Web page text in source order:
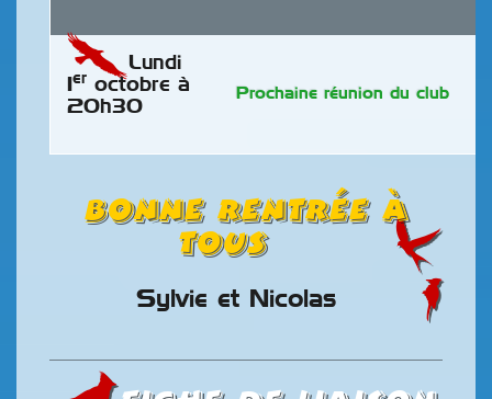
Lundi
er octobre à
20h30
Prochaine réunion du club
Bonne rentrée à
tous
Sylvie et Nicolas